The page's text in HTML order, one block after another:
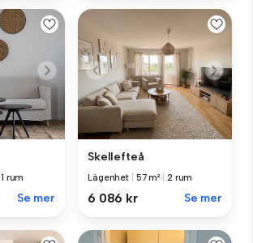
1 rum
Se mer
Skellefteå
Lägenhet 57 m² 2 rum
6 086 kr Se mer